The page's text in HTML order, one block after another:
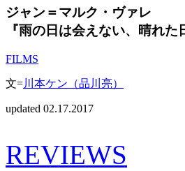
ジャン＝マルク・ヴァレ
『雨の日は会えない、晴れた
FILMS
文=川本ケン（品川亮）
updated 02.17.2017
REVIEWS